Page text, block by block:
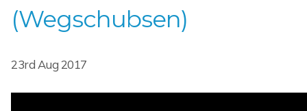
(Wegschubsen)
23rd Aug 2017